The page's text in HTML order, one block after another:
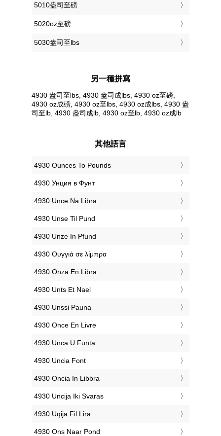
5010盎司至磅
5020oz至磅
5030盎司至lbs
另一種拼寫
4930 盎司至lbs, 4930 盎司成lbs, 4930 oz至磅,
4930 oz成磅, 4930 oz至lbs, 4930 oz成lbs, 4930 盎
司至lb, 4930 盎司成lb, 4930 oz至lb, 4930 oz成lb
其他語言
‎4930 Ounces To Pounds
‎4930 Унция в Фунт
‎4930 Unce Na Libra
‎4930 Unse Til Pund
‎4930 Unze In Pfund
‎4930 Ουγγιά σε λίμπρα
‎4930 Onza En Libra
‎4930 Unts Et Nael
‎4930 Unssi Pauna
‎4930 Once En Livre
‎4930 Unca U Funta
‎4930 Uncia Font
‎4930 Oncia In Libbra
‎4930 Uncija Iki Svaras
‎4930 Uqija Fil Lira
‎4930 Ons Naar Pond